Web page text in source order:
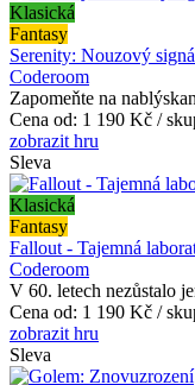
Klasická
Fantasy
Serenity: Nouzový
Coderoom
Zapomeňte na
Cena od: 1 190 Kč /
zobrazit hru
Sleva
Klasická
Fantasy
Fallout - Tajemná
Coderoom
V 60. letech nezůstalo
Cena od: 1 190 Kč /
zobrazit hru
Sleva